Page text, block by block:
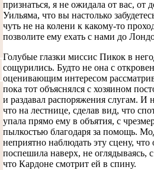
признаться, я не ожидала от вас, от
Уильяма, что вы настолько
чуть не на колени к какому-то
позволите ему ехать с нами до
Голубые глазки миссис Пикок в
сощурились. Будто не она с
оценивающим интересом
пока тот объяснялся с хозяином
и раздавал распоряжения слугам. И
что на лестнице, сделав вид, что
упала прямо ему в объятия, с
пылкостью благодаря за помощь.
неприятно наблюдать эту сцену, что
поспешила наверх, не оглядываясь,
что Кардоне смотрит ей в спину.